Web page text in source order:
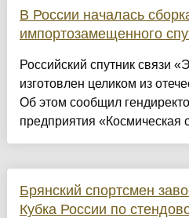
В России началась
импортозамещенного
Российский спутник связи
изготовлен целиком из
Об этом сообщил
предприятия «Космическая
Брянский спортсмен
Кубка России по